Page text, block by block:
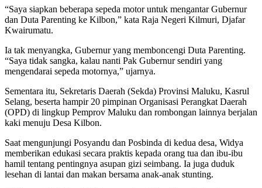
“Saya siapkan beberapa sepeda motor untuk mengantar Gubernur
dan Duta Parenting ke Kilbon,” kata Raja Negeri Kilmuri, Djafar
Kwairumatu.
Ia tak menyangka, Gubernur yang memboncengi Duta Parenting.
“Saya tidak sangka, kalau nanti Pak Gubernur sendiri yang
mengendarai sepeda motornya,” ujarnya.
Sementara itu, Sekretaris Daerah (Sekda) Provinsi Maluku, Kasrul
Selang, beserta hampir 20 pimpinan Organisasi Perangkat Daerah
(OPD) di lingkup Pemprov Maluku dan rombongan lainnya berjalan
kaki menuju Desa Kilbon.
Saat mengunjungi Posyandu dan Posbinda di kedua desa, Widya
memberikan edukasi secara praktis kepada orang tua dan ibu-ibu
hamil tentang pentingnya asupan gizi seimbang. Ia juga duduk
lesehan di lantai dan makan bersama anak-anak stunting.